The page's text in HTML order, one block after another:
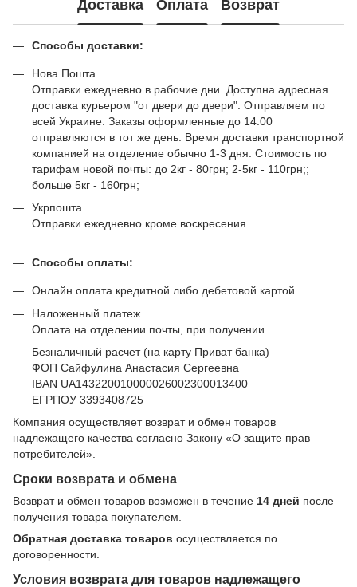
Доставка Оплата Возврат
Способы доставки:
Нова Пошта
Отправки ежедневно в рабочие дни. Доступна адресная
доставка курьером "от двери до двери". Отправляем по
всей Украине. Заказы оформленные до 14.00
отправляются в тот же день. Время доставки транспортной
компанией на отделение обычно 1-3 дня. Стоимость по
тарифам новой почты: до 2кг - 80грн; 2-5кг - 110грн;;
больше 5кг - 160грн;
Укрпошта
Отправки ежедневно кроме воскресения
Способы оплаты:
Онлайн оплата кредитной либо дебетовой картой.
Наложенный платеж
Оплата на отделении почты, при получении.
Безналичный расчет (на карту Приват банка)
ФОП Сайфулина Анастасия Сергеевна
IBAN UA143220010000026002300013400
ЕГРПОУ 3393408725
Компания осуществляет возврат и обмен товаров
надлежащего качества согласно Закону «О защите прав
потребителей».
Сроки возврата и обмена
Возврат и обмен товаров возможен в течение 14 дней после
получения товара покупателем.
Обратная доставка товаров осуществляется по
договоренности.
Условия возврата для товаров надлежащего